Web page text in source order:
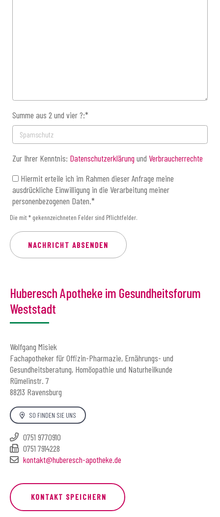
Summe aus 2 und vier ?:*
Zur Ihrer Kenntnis: Datenschutzerklärung und Verbraucherrechte
Hiermit erteile ich im Rahmen dieser Anfrage meine
ausdrückliche Einwilligung in die Verarbeitung meiner
personenbezogenen Daten.*
Die mit * gekennzeichneten Felder sind Pflichtfelder.
Huberesch Apotheke im Gesundheitsforum
Weststadt
Wolfgang Misiek
Fachapotheker für Offizin-Pharmazie, Ernährungs- und
Gesundheitsberatung, Homöopathie und Naturheilkunde
Rümelinstr. 7
88213 Ravensburg
SO FINDEN SIE UNS
0751 9770910
0751 7914228
kontakt@huberesch-apotheke.de
KONTAKT SPEICHERN